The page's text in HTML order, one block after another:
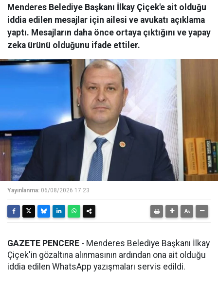
Menderes Belediye Başkanı İlkay Çiçek'e ait olduğu
iddia edilen mesajlar için ailesi ve avukatı açıklama
yaptı. Mesajların daha önce ortaya çıktığını ve yapay
zeka ürünü olduğunu ifade ettiler.
Yayınlanma: 06/08/2026 17:23
GAZETE PENCERE - Menderes Belediye Başkanı İlkay
Çiçek'in gözaltına alınmasının ardından ona ait olduğu
iddia edilen WhatsApp yazışmaları servis edildi.